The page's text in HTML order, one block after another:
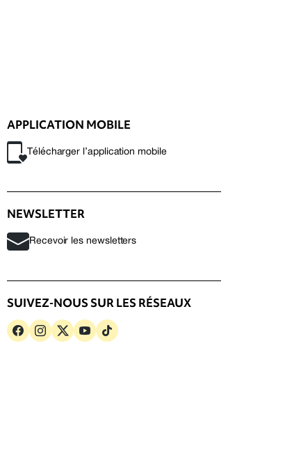
APPLICATION MOBILE
Télécharger l’application mobile
NEWSLETTER
Recevoir les newsletters
SUIVEZ-NOUS SUR LES RÉSEAUX